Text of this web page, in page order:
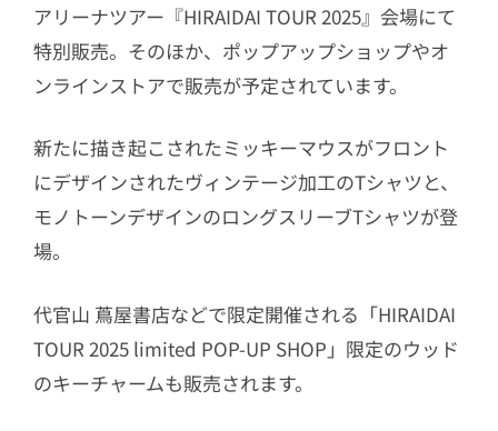
アリーナツアー『HIRAIDAI TOUR 2025』会場にて
特別販売。そのほか、ポップアップショップやオ
ンラインストアで販売が予定されています。
新たに描き起こされたミッキーマウスがフロント
にデザインされたヴィンテージ加工のTシャツと、
モノトーンデザインのロングスリーブTシャツが登
場。
代官山 蔦屋書店などで限定開催される「HIRAIDAI
TOUR 2025 limited POP-UP SHOP」限定のウッド
のキーチャームも販売されます。